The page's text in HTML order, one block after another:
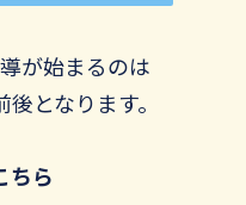
が始まるのは
となります。
ちら